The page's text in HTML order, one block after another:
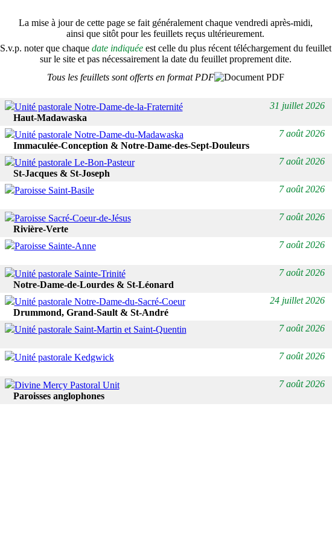
La mise à jour de cette page se fait généralement chaque vendredi après-midi,
ainsi que sitôt pour les feuillets reçus ultérieurement.
S.v.p. noter que chaque date indiquéeest celle du plus récent téléchargement du feuillet
sur le site et pas nécessairement la date du feuillet proprement dite.
Tous les feuillets sont offerts en format PDF
Unité pastorale Notre-Dame-de-la-Fraternité
Haut-Madawaska
31 juillet 2026
Unité pastorale Notre-Dame-du-Madawaska
Immaculée-Conception & Notre-Dame-des-Sept-Douleurs
7 août 2026
Unité pastorale Le-Bon-Pasteur
St-Jacques & St-Joseph
7 août 2026
Paroisse Saint-Basile 7 août 2026
Paroisse Sacré-Coeur-de-Jésus
Rivière-Verte
7 août 2026
Paroisse Sainte-Anne 7 août 2026
Unité pastorale Sainte-Trinité
Notre-Dame-de-Lourdes & St-Léonard
7 août 2026
Unité pastorale Notre-Dame-du-Sacré-Coeur
Drummond, Grand-Sault & St-André
24 juillet 2026
Unité pastorale Saint-Martin et Saint-Quentin 7 août 2026
Unité pastorale Kedgwick 7 août 2026
Divine Mercy Pastoral Unit
Paroisses anglophones
7 août 2026